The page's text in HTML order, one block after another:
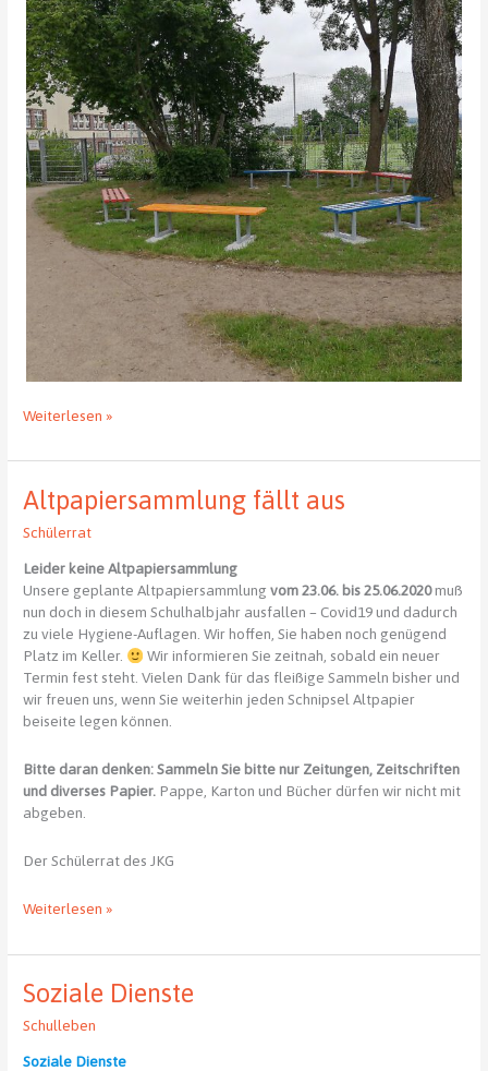
Probesitzen
Weiterlesen »
Altpapiersammlung fällt aus
Schülerrat
Leider keine Altpapiersammlung
Unsere geplante Altpapiersammlungvom 23.06. bis 25.06.2020muß
nun doch in diesem Schulhalbjahr ausfallen – Covid19 und dadurch
zu viele Hygiene-Auflagen. Wir hoffen, Sie haben noch genügend
Platz im Keller.
Wir informieren Sie zeitnah, sobald ein neuer
Termin fest steht. Vielen Dank für das fleißige Sammeln bisher und
wir freuen uns, wenn Sie weiterhin jeden Schnipsel Altpapier
beiseite legen können.
Bitte daran denken: Sammeln Sie bitte nur Zeitungen, Zeitschriften
und diverses Papier. Pappe, Karton und Bücher dürfen wir nicht mit
abgeben.
Der Schülerrat des JKG
Altpapiersammlung
aus
Weiterlesen »
Soziale Dienste
Schulleben
Soziale Dienste